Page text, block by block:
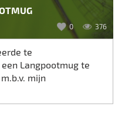
0 376
te
Langpootmug te
mijn